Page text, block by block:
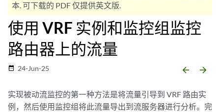
本. 可下载的 PDF 仅提供英文版.
使用 VRF 实例和监控组监控
路由器上的流量
date_range 24-Jun-25 arrow_backward arrow_forward
实现被动流监控的第一种方法是将流量引导到 VRF 路由实
例，然后使用监控组将此流量导出到流服务器进行分析。完